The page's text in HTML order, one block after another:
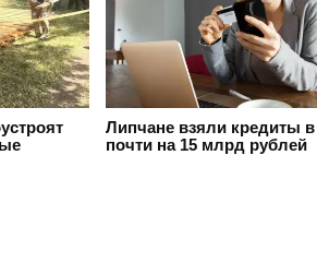
Липчане взяли кредиты
почти на 15 млрд рублей